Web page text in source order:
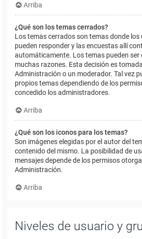
Arriba
¿Qué son los temas cerrados?
Los temas cerrados son temas donde los
pueden responder y las encuestas allí
automáticamente. Los temas pueden ser
muchas razones. Esta decisión es
Administración o un moderador. Tal vez
propios temas dependiendo de los
concedido los administradores.
Arriba
¿Qué son los iconos para los temas?
Son imágenes elegidas por el autor del
contenido del mismo. La posibilidad de
mensajes depende de los permisos
Administración.
Arriba
Niveles de usuario y